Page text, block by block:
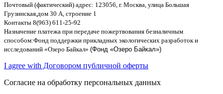
Почтовый (фактический) адрес: 123056, г. Москва улица Большая
Грузинская дом 30 А строение 1
Контакты 8(963) 611-25-92
Назначение платежа при передаче пожертвования безналичным
способом:Фонд поддержки прикладных экологических разработок и
исследований «Озеро Байкал» (Фонд «Озеро Байкал»)
I agree with Договором публичной оферты
Согласие на обработку персональных данных